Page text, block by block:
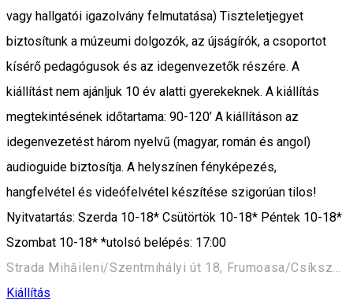
vagy hallgatói igazolvány felmutatása) Tiszteletjegyet
biztosítunk a múzeumi dolgozók, az újságírók, a csoportot
kísérő pedagógusok és az idegenvezetők részére. A
kiállítást nem ajánljuk 10 év alatti gyerekeknek. A kiállítás
megtekintésének időtartama: 90-120’ A kiállításon az
idegenvezetést három nyelvű (magyar, román és angol)
audioguide biztosítja. A helyszínen fényképezés,
hangfelvétel és videófelvétel készítése szigorúan tilos!
Nyitvatartás: Szerda 10-18* Csütörtök 10-18* Péntek 10-18*
Szombat 10-18* *utolsó belépés: 17:00
Kiállítás